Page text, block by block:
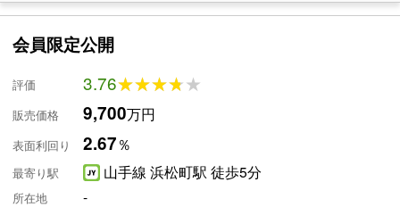
会員限定公開
評価 3.76★★★★★
★★★★★
販売価格 9,700万円
表面利回り 2.67％
最寄り駅 山手線 浜松町駅 徒歩5分
所在地 -